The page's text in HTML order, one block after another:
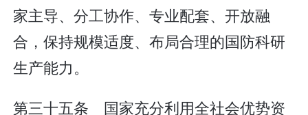
家主导、分工协作、专业配套、开放融
合，保持规模适度、布局合理的国防科研
生产能力。
第三十五条 国家充分利用全社会优势资